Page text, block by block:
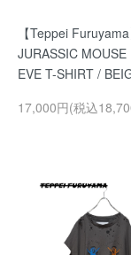
【Teppei Furuyama
JURASSIC
EVE T-SHIRT /
17,000円(税込